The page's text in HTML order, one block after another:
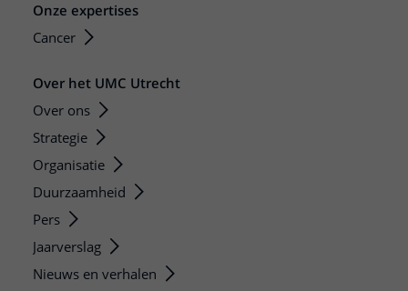
Onze expertises
Cancer
Over het UMC Utrecht
Over ons
Strategie
Organisatie
Duurzaamheid
Pers
Jaarverslag
Nieuws en verhalen